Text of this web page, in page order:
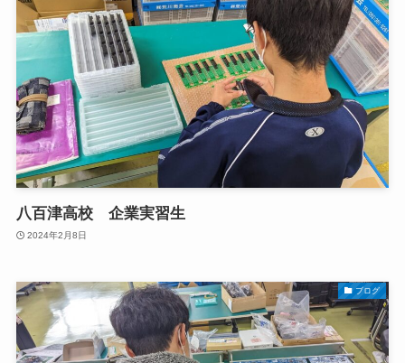
八百津高校 企業実習生
2024年2月8日
ブログ